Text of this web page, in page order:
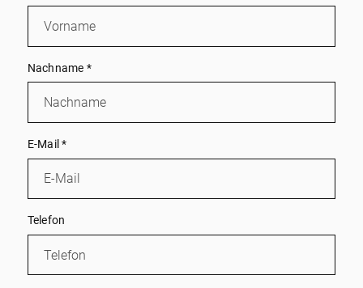
Nachname *
E-Mail*
Telefon